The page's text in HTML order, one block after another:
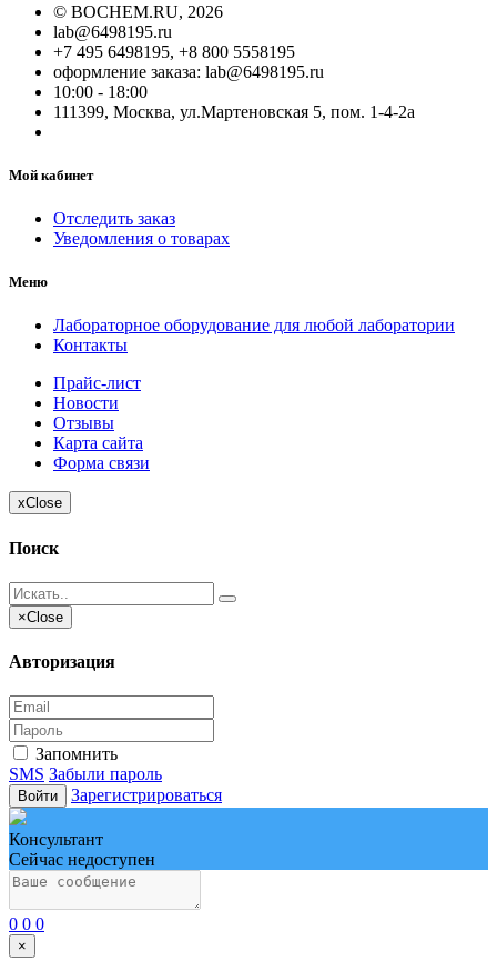
© BOCHEM.RU, 2026
lab@6498195.ru
+7 495 6498195, +8 800 5558195
оформление заказа: lab@6498195.ru
10:00 - 18:00
111399, Москва, ул.Мартеновская 5, пом. 1-4-2а
Мой кабинет
Отследить заказ
Уведомления о товарах
Меню
Лабораторное оборудование для любой лаборатории
Контакты
Прайс-лист
Новости
Отзывы
Карта сайта
Форма связи
xClose
Поиск
×Close
Авторизация
Запомнить
SMS Забыли пароль
Войти Зарегистрироваться
Консультант
Сейчас недоступен
0 0 0
×